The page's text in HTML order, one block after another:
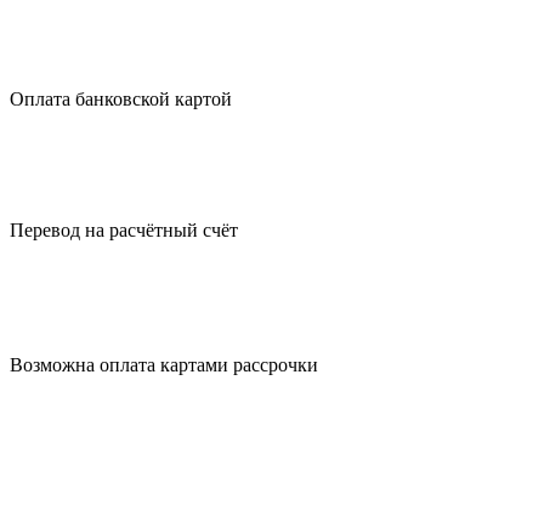
Оплата банковской картой
Перевод на расчётный счёт
Возможна оплата картами рассрочки